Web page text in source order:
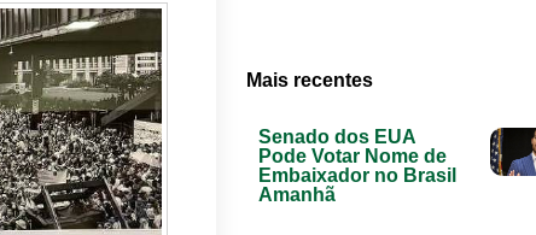
Mais recentes
Senado dos EUA
Pode Votar Nome de
Embaixador no Brasil
Amanhã